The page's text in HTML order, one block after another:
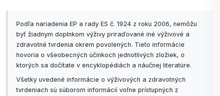
Podľa nariadenia EP a rady ES č. 1924 z roku 2006, nemôžu
byť žiadnym doplnkom výživy priraďované iné výživové a
zdravotné tvrdenia okrem povolených. Tieto informácie
hovoria o všeobecných účinkoch jednotlivých zložiek, o
ktorých sa dočítate v encyklopédiách a náučnej literatúre.
Všetky uvedené informácie o výživových a zdravotných
tvrdeniach sú súborom informácií voľne prístupných z